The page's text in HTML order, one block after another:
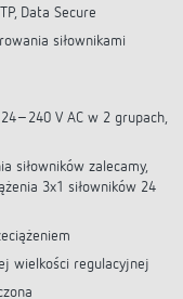
Data Secure
siłownikami
V AC w 2 grupach,
siłowników zalecamy,
3x1 siłowników 24
wielkości regulacyjnej